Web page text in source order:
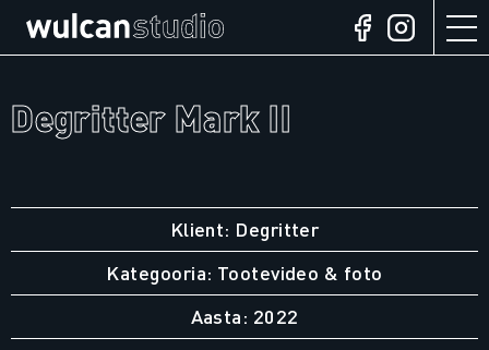
Degritter Mark II
Klient: Degritter
Kategooria: Tootevideo & foto
Aasta: 2022